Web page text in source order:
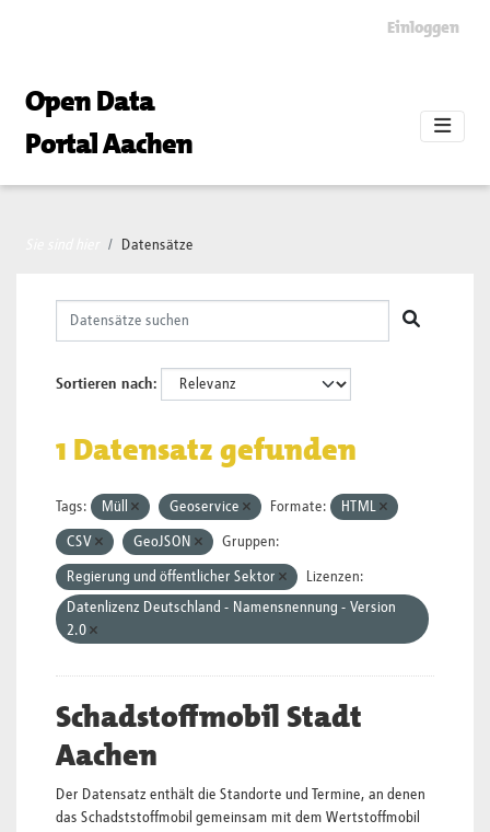
Einloggen
Open Data
Portal Aachen
Datensätze
Sortieren nach
1 Datensatz gefunden
Tags: Müll Geoservice Formate: HTML
CSV GeoJSON Gruppen:
Regierung und öffentlicher Sektor
Lizenzen:
Datenlizenz Deutschland - Namensnennung - Version
2.0
Schadstoffmobil Stadt
Aachen
Der Datensatz enthält die Standorte und Termine, an denen
das Schadststoffmobil gemeinsam mit dem Wertstoffmobil